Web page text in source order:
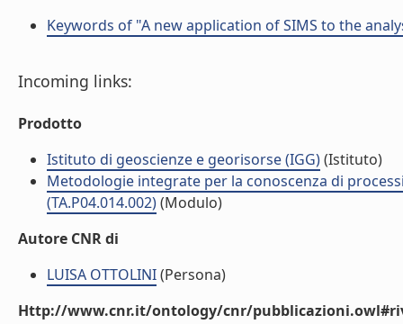
Keywords of "A new application of SIMS to the
Incoming links:
Prodotto
Istituto di geoscienze e georisorse (IGG)(Istituto)
Metodologie integrate per la conoscenza di
(TA.P04.014.002)(Modulo)
Autore CNR di
LUISA OTTOLINI(Persona)
Http://www.cnr.it/ontology/cnr/